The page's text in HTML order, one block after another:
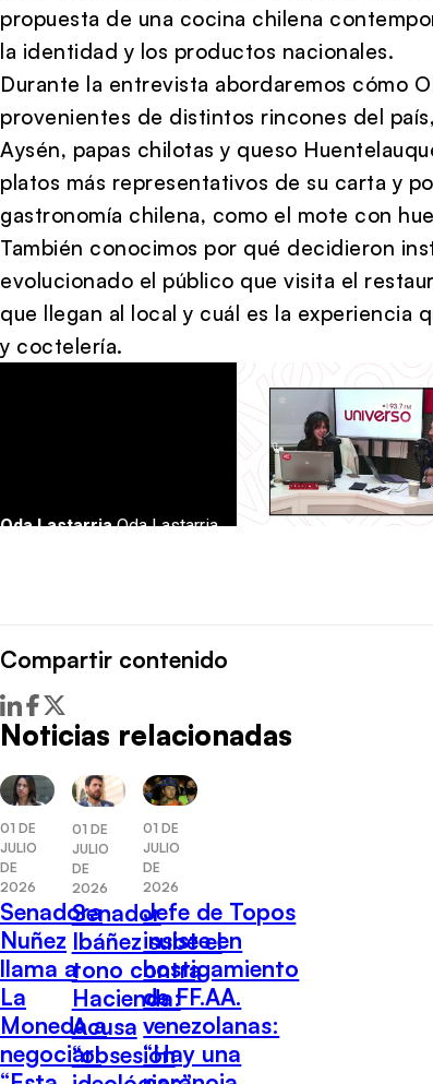
propuesta de una cocina chilena
la identidad y los productos nacionales.
Durante la entrevista abordaremos cómo
provenientes de distintos rincones del
Aysén, papas chilotas y queso
platos más representativos de su carta y
gastronomía chilena, como el mote con
También conocimos por qué decidieron
evolucionado el público que visita el
que llegan al local y cuál es la experiencia
y coctelería.
Compartir contenido
Noticias relacionadas
01 DE
JULIO
DE
2026
Senadora
Nuñez
llama a
La
Moneda a
negociar:
01 DE
JULIO
DE
2026
Senador
Ibáñez sube el
tono contra
Hacienda:
Acusa
“obsesión
01 DE
JULIO
DE
2026
Jefe de Topos
insiste en
hostigamiento
de FF.AA.
venezolanas:
“Hay una